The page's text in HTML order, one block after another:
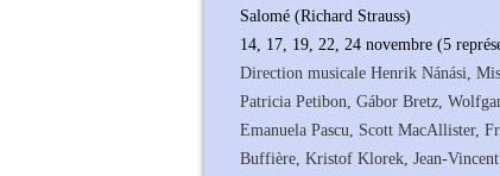
Salomé (Richard Strauss)
14, 17, 19, 22, 24 novembre (5
Direction musicale Henrik Nánási,
Patricia Petibon, Gábor Bretz,
Emanuela Pascu, Scott MacAllister,
Buffière, Kristof Klorek, Jean-